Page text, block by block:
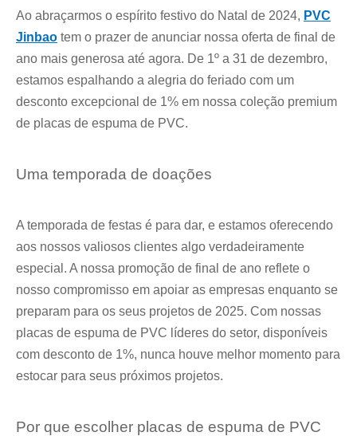
Ao abraçarmos o espírito festivo do Natal de 2024, PVC
Jinbao tem o prazer de anunciar nossa oferta de final de
ano mais generosa até agora. De 1º a 31 de dezembro,
estamos espalhando a alegria do feriado com um
desconto excepcional de 1% em nossa coleção premium
de placas de espuma de PVC.
Uma temporada de doações
A temporada de festas é para dar, e estamos oferecendo
aos nossos valiosos clientes algo verdadeiramente
especial. A nossa promoção de final de ano reflete o
nosso compromisso em apoiar as empresas enquanto se
preparam para os seus projetos de 2025. Com nossas
placas de espuma de PVC líderes do setor, disponíveis
com desconto de 1%, nunca houve melhor momento para
estocar para seus próximos projetos.
Por que escolher placas de espuma de PVC